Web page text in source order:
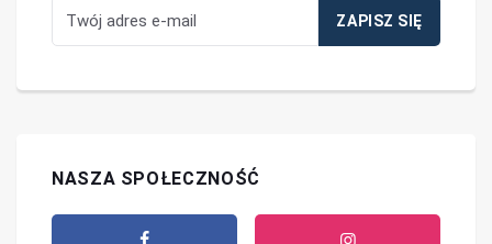
NASZA SPOŁECZNOŚĆ